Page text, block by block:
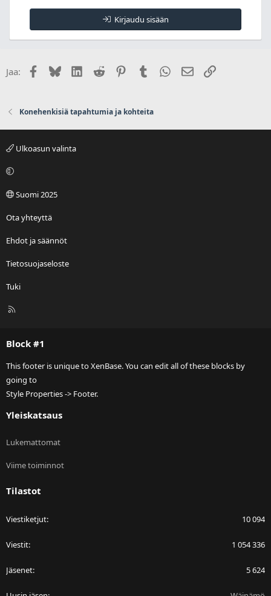
Kirjaudu sisään
Jaa: Facebook
BlueskyLinkedIn
Reddit PinterestTumblr WhatsApp
Sähköposti
Linkki
Konehenkisiä tapahtumia ja kohteita
Ulkoasun valinta
Suomi 2025
Ota yhteyttä
Ehdot ja säännöt
Tietosuojaseloste
Tuki
R
Block #1
This footer is unique to XenBase. You can edit all of these blocks by
going to
Style Properties -> Footer.
Yleiskatsaus
Lukemattomat
Viime toiminnot
Tilastot
Viestiketjut 10 094
Viestit 1 054 336
Jäsenet 5 624